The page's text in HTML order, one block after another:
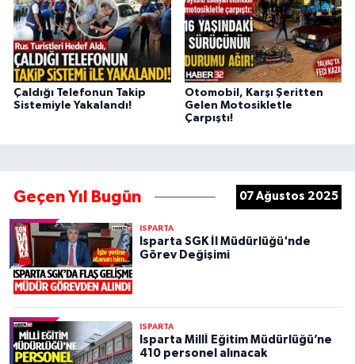
Çaldığı Telefonun Takip
Sistemiyle Yakalandı!
Otomobil, Karşı Şeritten
Gelen Motosikletle
Çarpıştı!
Geçen Yıl Bugün 07 Ağustos 2025
ISPARTA
Isparta SGK İl Müdürlüğü'nde
Görev Değişimi
ISPARTA
Isparta Millİ Eğitim Müdürlüğü’ne
410 personel alınacak